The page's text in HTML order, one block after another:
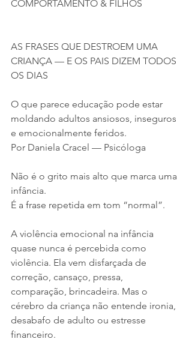
COMPORTAMENTO & FILHOS
AS FRASES QUE DESTROEM UMA
CRIANÇA — E OS PAIS DIZEM TODOS
OS DIAS
O que parece educação pode estar
moldando adultos ansiosos, inseguros
e emocionalmente feridos.
Por Daniela Cracel — Psicóloga
Não é o grito mais alto que marca uma
infância.
É a frase repetida em tom “normal”.
A violência emocional na infância
quase nunca é percebida como
violência. Ela vem disfarçada de
correção, cansaço, pressa,
comparação, brincadeira. Mas o
cérebro da criança não entende ironia,
desabafo de adulto ou estresse
financeiro.